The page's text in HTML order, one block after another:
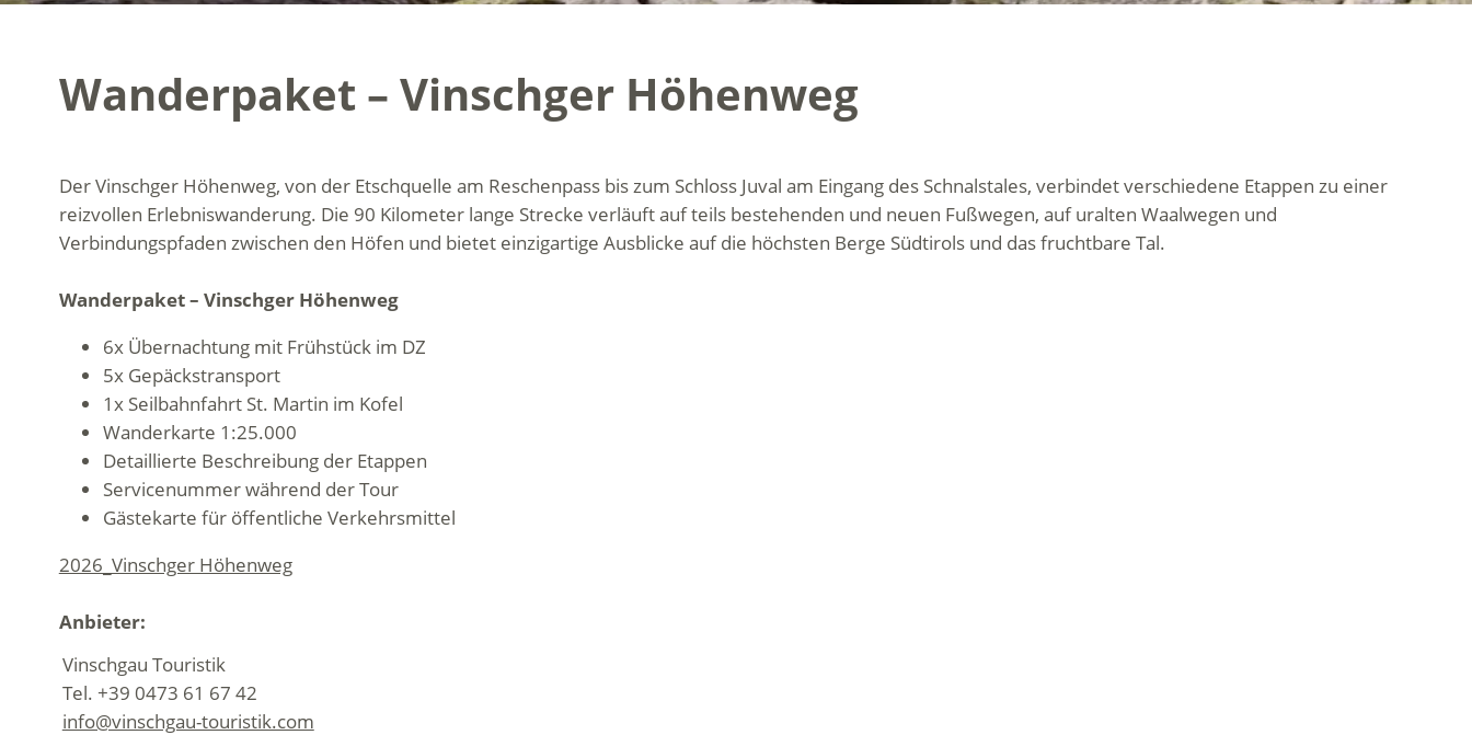
Wanderpaket – Vinschger Höhenweg
Der Vinschger Höhenweg, von der Etschquelle am Reschenpass bis zum Schloss Juval am Eingang des Schnalstales, verbindet verschiedene Etappen zu einer
reizvollen Erlebniswanderung. Die 90 Kilometer lange Strecke verläuft auf teils bestehenden und neuen Fußwegen, auf uralten Waalwegen und
Verbindungspfaden zwischen den Höfen und bietet einzigartige Ausblicke auf die höchsten Berge Südtirols und das fruchtbare Tal.
Wanderpaket – Vinschger Höhenweg
6x Übernachtung mit Frühstück im DZ
5x Gepäckstransport
1x Seilbahnfahrt St. Martin im Kofel
Wanderkarte 1:25.000
Detaillierte Beschreibung der Etappen
Servicenummer während der Tour
Gästekarte für öffentliche Verkehrsmittel
2026_Vinschger Höhenweg
Anbieter:
Vinschgau Touristik
Tel. +39 0473 61 67 42
info@vinschgau-touristik.com